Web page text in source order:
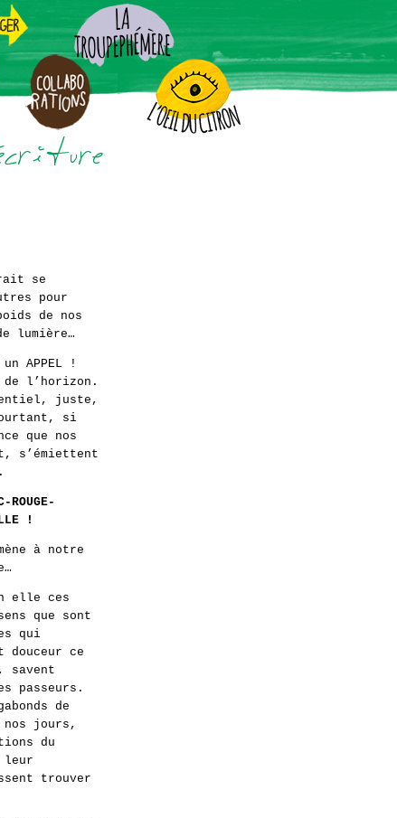
se
pour
de nos
lumière…
APPEL !
l’horizon.
juste,
si
que nos
s’émiettent
ROUGE-
!
à notre
elle ces
que sont
qui
douceur ce
savent
passeurs.
de
jours,
du
leur
trouver